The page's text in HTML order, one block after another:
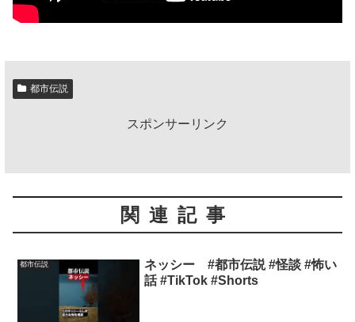
都市伝説
スポンサーリンク
関連記事
都市伝説
ネッシー #都市伝説 #怪談 #怖い
話 #TikTok #Shorts